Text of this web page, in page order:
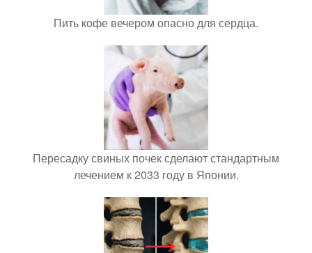
Пить кофе вечером опасно для сердца.
Пересадку свиных почек сделают стандартным
лечением к 2033 году в Японии.